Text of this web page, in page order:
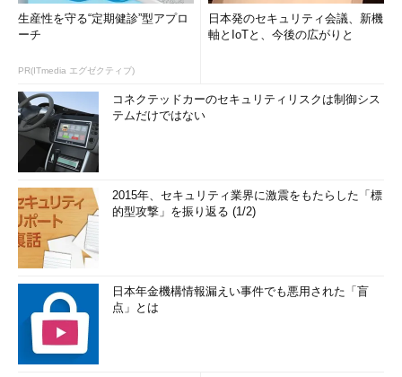
生産性を守る“定期健診”型アプロ
ーチ
PR(ITmedia エグゼクティブ)
日本発のセキュリティ会議、新機
軸とIoTと、今後の広がりと
コネクテッドカーのセキュリティリスクは制御シス
テムだけではない
2015年、セキュリティ業界に激震をもたらした「標
的型攻撃」を振り返る (1/2)
日本年金機構情報漏えい事件でも悪用された「盲
点」とは